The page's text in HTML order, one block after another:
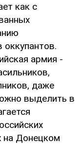
как с
оккупантов.
армия -
даже
выделить в
на Донецком